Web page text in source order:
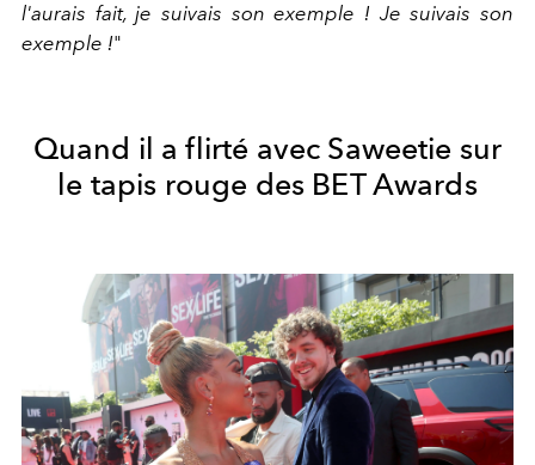
l'aurais fait, je suivais son exemple ! Je suivais son
exemple !"
Quand il a flirté avec Saweetie sur
le tapis rouge des BET Awards